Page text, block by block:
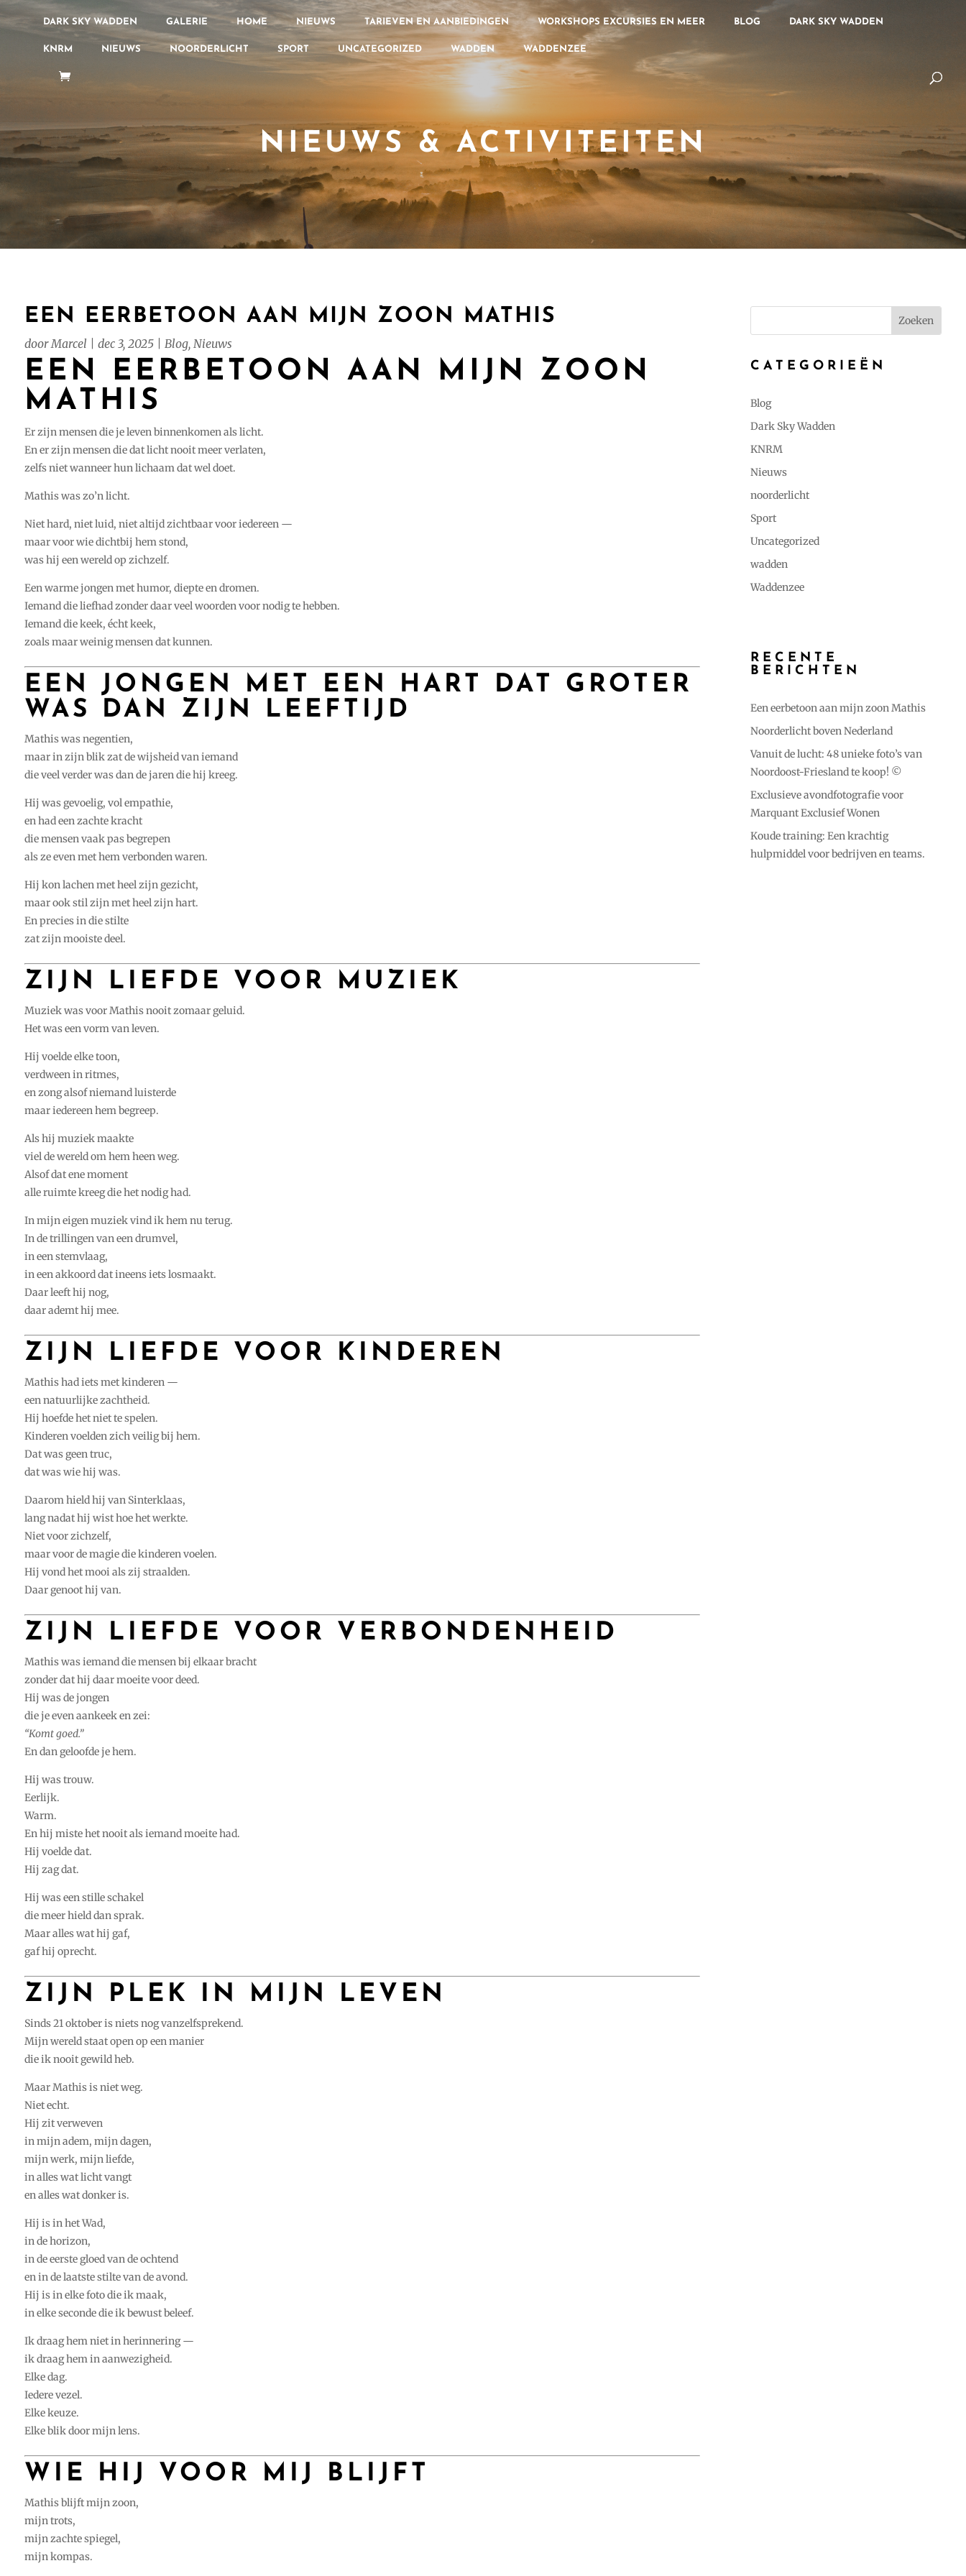
DARK SKY WADDEN GALERIE HOME NIEUWS TARIEVEN EN AANBIEDINGEN WORKSHOPS EXCURSIES EN MEER BLOG DARK SKY WADDEN
KNRM NIEUWS NOORDERLICHT SPORT UNCATEGORIZED WADDEN WADDENZEE
NIEUWS & ACTIVITEITEN
EEN EERBETOON AAN MIJN ZOON MATHIS
doorMarcel dec 3, 2025| Blog, Nieuws
EEN EERBETOON AAN MIJN ZOON
MATHIS
Er zijn mensen die je leven binnenkomen als licht.
En er zijn mensen die dat licht nooit meer verlaten,
zelfs niet wanneer hun lichaam dat wel doet.
Mathis was zo’n licht.
Niet hard, niet luid, niet altijd zichtbaar voor iedereen —
maar voor wie dichtbij hem stond,
was hij een wereld op zichzelf.
Een warme jongen met humor, diepte en dromen.
Iemand die liefhad zonder daar veel woorden voor nodig te hebben.
Iemand die keek, écht keek,
zoals maar weinig mensen dat kunnen.
EEN JONGEN MET EEN HART DAT GROTER
WAS DAN ZIJN LEEFTIJD
Mathis was negentien,
maar in zijn blik zat de wijsheid van iemand
die veel verder was dan de jaren die hij kreeg.
Hij was gevoelig, vol empathie,
en had een zachte kracht
die mensen vaak pas begrepen
als ze even met hem verbonden waren.
Hij kon lachen met heel zijn gezicht,
maar ook stil zijn met heel zijn hart.
En precies in die stilte
zat zijn mooiste deel.
ZIJN LIEFDE VOOR MUZIEK
Muziek was voor Mathis nooit zomaar geluid.
Het was een vorm van leven.
Hij voelde elke toon,
verdween in ritmes,
en zong alsof niemand luisterde
maar iedereen hem begreep.
Als hij muziek maakte
viel de wereld om hem heen weg.
Alsof dat ene moment
alle ruimte kreeg die het nodig had.
In mijn eigen muziek vind ik hem nu terug.
In de trillingen van een drumvel,
in een stemvlaag,
in een akkoord dat ineens iets losmaakt.
Daar leeft hij nog,
daar ademt hij mee.
ZIJN LIEFDE VOOR KINDEREN
Mathis had iets met kinderen —
een natuurlijke zachtheid.
Hij hoefde het niet te spelen.
Kinderen voelden zich veilig bij hem.
Dat was geen truc,
dat was wie hij was.
Daarom hield hij van Sinterklaas,
lang nadat hij wist hoe het werkte.
Niet voor zichzelf,
maar voor de magie die kinderen voelen.
Hij vond het mooi als zij straalden.
Daar genoot hij van.
ZIJN LIEFDE VOOR VERBONDENHEID
Mathis was iemand die mensen bij elkaar bracht
zonder dat hij daar moeite voor deed.
Hij was de jongen
die je even aankeek en zei:
“Komt goed.”
En dan geloofde je hem.
Hij was trouw.
Eerlijk.
Warm.
En hij miste het nooit als iemand moeite had.
Hij voelde dat.
Hij zag dat.
Hij was een stille schakel
die meer hield dan sprak.
Maar alles wat hij gaf,
gaf hij oprecht.
ZIJN PLEK IN MIJN LEVEN
Sinds 21 oktober is niets nog vanzelfsprekend.
Mijn wereld staat open op een manier
die ik nooit gewild heb.
Maar Mathis is niet weg.
Niet echt.
Hij zit verweven
in mijn adem, mijn dagen,
mijn werk, mijn liefde,
in alles wat licht vangt
en alles wat donker is.
Hij is in het Wad,
in de horizon,
in de eerste gloed van de ochtend
en in de laatste stilte van de avond.
Hij is in elke foto die ik maak,
in elke seconde die ik bewust beleef.
Ik draag hem niet in herinnering —
ik draag hem in aanwezigheid.
Elke dag.
Iedere vezel.
Elke keuze.
Elke blik door mijn lens.
WIE HIJ VOOR MIJ BLIJFT
Mathis blijft mijn zoon,
mijn trots,
mijn zachte spiegel,
mijn kompas.
CATEGORIEËN
Blog
Dark Sky Wadden
KNRM
Nieuws
noorderlicht
Sport
Uncategorized
wadden
Waddenzee
RECENTE
BERICHTEN
Een eerbetoon aan mijn zoon Mathis
Noorderlicht boven Nederland
Vanuit de lucht: 48 unieke foto’s van
Noordoost-Friesland te koop! ©️
Exclusieve avondfotografie voor
Marquant Exclusief Wonen
Koude training: Een krachtig
hulpmiddel voor bedrijven en teams.